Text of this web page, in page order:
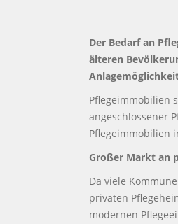
Der Bedarf an
älteren
Pflegeimmobilien
angeschlossener
Pflegeimmobilien
Großer Markt an
Da viele
privaten
modernen